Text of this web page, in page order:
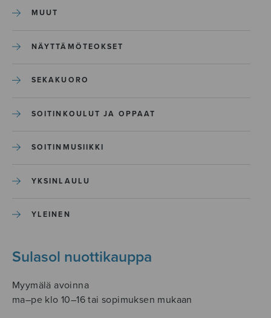
MUUT
NÄYTTÄMÖTEOKSET
SEKAKUORO
SOITINKOULUT JA OPPAAT
SOITINMUSIIKKI
YKSINLAULU
YLEINEN
Sulasol nuottikauppa
Myymälä avoinna
ma–pe klo 10–16 tai sopimuksen mukaan